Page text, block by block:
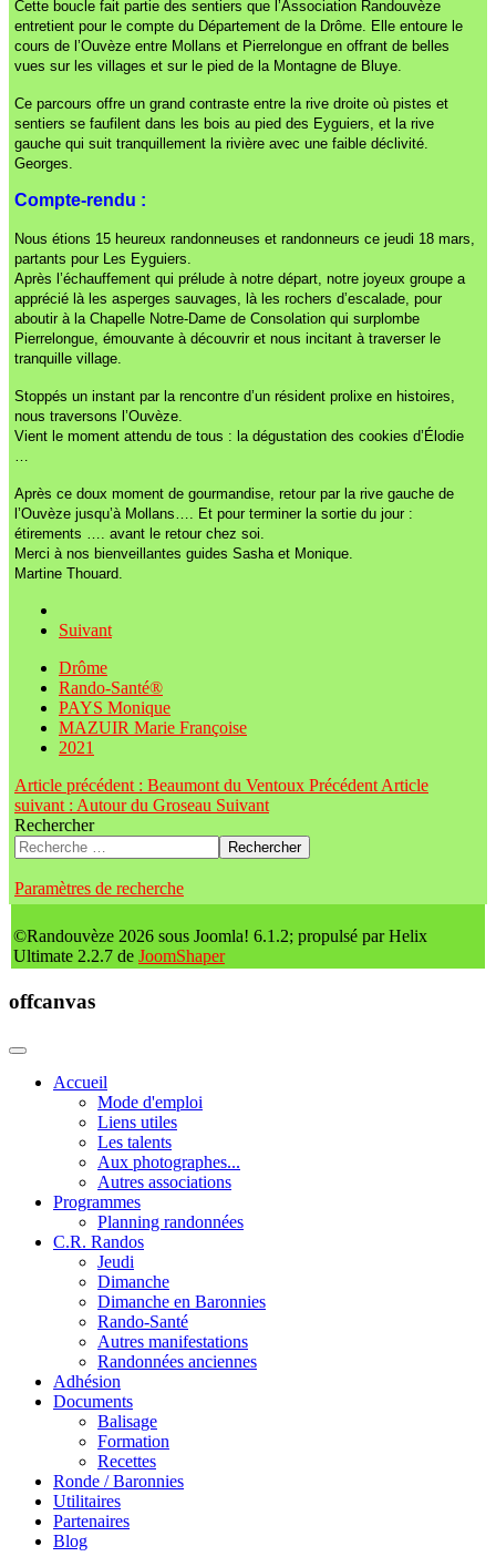
Cette boucle fait partie des sentiers que l’Association Randouvèze
entretient pour le compte du Département de la Drôme. Elle entoure le
cours de l’Ouvèze entre Mollans et Pierrelongue en offrant de belles
vues sur les villages et sur le pied de la Montagne de Bluye.
Ce parcours offre un grand contraste entre la rive droite où pistes et
sentiers se faufilent dans les bois au pied des Eyguiers, et la rive
gauche qui suit tranquillement la rivière avec une faible déclivité.
Georges.
Compte-rendu :
Nous étions 15 heureux randonneuses et randonneurs ce jeudi 18 mars,
partants pour Les Eyguiers.
Après l’échauffement qui prélude à notre départ, notre joyeux groupe a
apprécié là les asperges sauvages, là les rochers d’escalade, pour
aboutir à la Chapelle Notre-Dame de Consolation qui surplombe
Pierrelongue, émouvante à découvrir et nous incitant à traverser le
tranquille village.
Stoppés un instant par la rencontre d’un résident prolixe en histoires,
nous traversons l’Ouvèze.
Vient le moment attendu de tous : la dégustation des cookies d’Élodie
…
Après ce doux moment de gourmandise, retour par la rive gauche de
l’Ouvèze jusqu’à Mollans…. Et pour terminer la sortie du jour :
étirements …. avant le retour chez soi.
Merci à nos bienveillantes guides Sasha et Monique.
Martine Thouard.
Suivant
Drôme
Rando-Santé®
PAYS Monique
MAZUIR Marie Françoise
2021
Article précédent : Beaumont du Ventoux Précédent Article
suivant : Autour du Groseau Suivant
Rechercher
Rechercher
Paramètres de recherche
©Randouvèze 2026 sous Joomla! 6.1.2; propulsé par Helix
Ultimate 2.2.7 de JoomShaper
offcanvas
Accueil
Mode d'emploi
Liens utiles
Les talents
Aux photographes...
Autres associations
Programmes
Planning randonnées
C.R. Randos
Jeudi
Dimanche
Dimanche en Baronnies
Rando-Santé
Autres manifestations
Randonnées anciennes
Adhésion
Documents
Balisage
Formation
Recettes
Ronde / Baronnies
Utilitaires
Partenaires
Blog